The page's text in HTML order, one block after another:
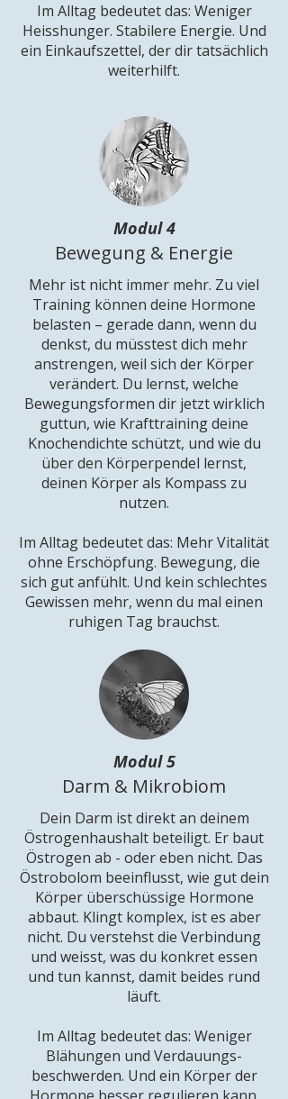
Im Alltag bedeutet das: Weniger
Heisshunger. Stabilere Energie. Und
ein Einkaufszettel, der dir tatsächlich
weiterhilft.
Modul 4
Bewegung & Energie
Mehr ist nicht immer mehr. Zu viel
Training können deine Hormone
belasten – gerade dann, wenn du
denkst, du müsstest dich mehr
anstrengen, weil sich der Körper
verändert. Du lernst, welche
Bewegungsformen dir jetzt wirklich
guttun, wie Krafttraining deine
Knochendichte schützt, und wie du
über den Körperpendel lernst,
deinen Körper als Kompass zu
nutzen.
Im Alltag bedeutet das: Mehr Vitalität
ohne Erschöpfung. Bewegung, die
sich gut anfühlt. Und kein schlechtes
Gewissen mehr, wenn du mal einen
ruhigen Tag brauchst.
Modul 5
Darm & Mikrobiom
Dein Darm ist direkt an deinem
Östrogenhaushalt beteiligt. Er baut
Östrogen ab - oder eben nicht. Das
Östrobolom beeinflusst, wie gut dein
Körper überschüssige Hormone
abbaut. Klingt komplex, ist es aber
nicht. Du verstehst die Verbindung
und weisst, was du konkret essen
und tun kannst, damit beides rund
läuft.
Im Alltag bedeutet das: Weniger
Blähungen und Verdauungs-
beschwerden. Und ein Körper der